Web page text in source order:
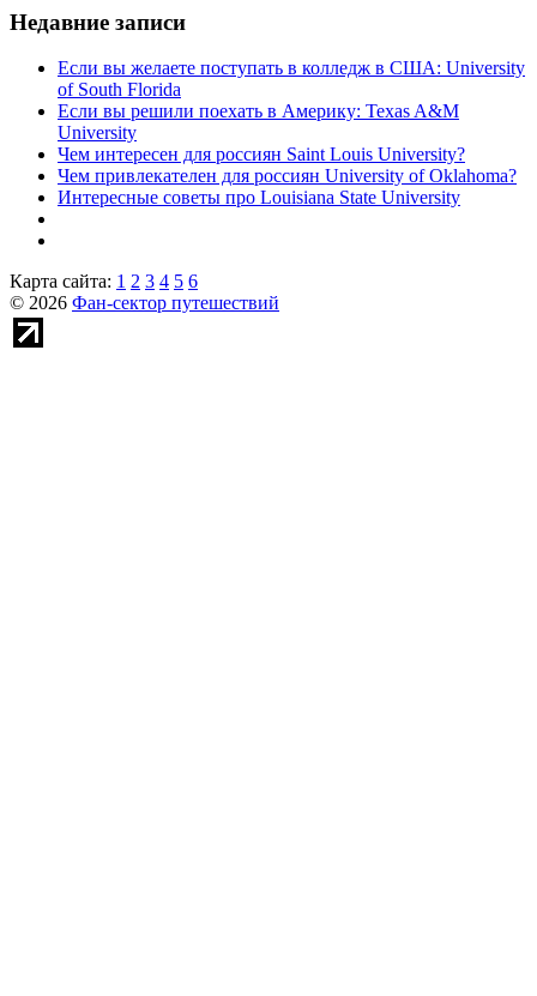
Недавние записи
Если вы желаете поступать в колледж в США: University
of South Florida
Если вы решили поехать в Америку: Texas A&M
University
Чем интересен для россиян Saint Louis University?
Чем привлекателен для россиян University of Oklahoma?
Интересные советы про Louisiana State University
Карта сайта: 1 2 3 4 5 6
© 2026 Фан-сектор путешествий